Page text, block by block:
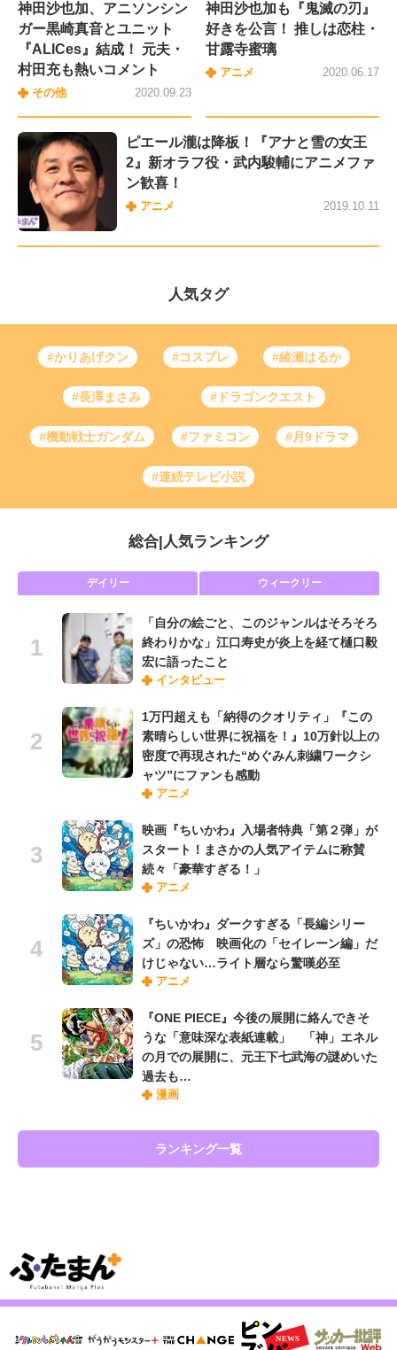
神田沙也加、アニソンシン
ガー黒崎真音とユニット
『ALICes』結成！ 元夫・
村田充も熱いコメント
その他 2020.09.23
神田沙也加も『鬼滅の刃』
好きを公言！ 推しは恋柱・
甘露寺蜜璃
アニメ 2020.06.17
ピエール瀧は降板！『アナと雪の女王
2』新オラフ役・武内駿輔にアニメファ
ン歓喜！
アニメ 2019.10.11
人気タグ
#かりあげクン #コスプレ #綾瀬はるか
#長澤まさみ #ドラゴンクエスト
#機動戦士ガンダム #ファミコン #月9ドラマ
#連続テレビ小説
総合 人気ランキング
デイリー ウィークリー
「自分の絵ごと、このジャンルはそろそろ
終わりかな」江口寿史が炎上を経て樋口毅
宏に語ったこと
インタビュー
1万円超えも「納得のクオリティ」『この
素晴らしい世界に祝福を！』10万針以上の
密度で再現された“めぐみん刺繍ワークシ
ャツ”にファンも感動
アニメ
映画『ちいかわ』入場者特典「第２弾」が
スタート！まさかの人気アイテムに称賛
続々「豪華すぎる！」
アニメ
『ちいかわ』ダークすぎる「長編シリー
ズ」の恐怖 映画化の「セイレーン編」だ
けじゃない…ライト層なら驚嘆必至
アニメ
『ONE PIECE』今後の展開に絡んできそ
うな「意味深な表紙連載」 「神」エネル
の月での展開に、元王下七武海の謎めいた
過去も…
漫画
ランキング一覧